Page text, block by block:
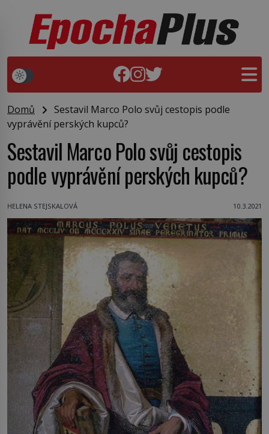
Domů
Sestavil Marco Polo svůj cestopis podle
vyprávění perských kupců?
Sestavil Marco Polo svůj cestopis
podle vyprávění perských kupců?
HELENA STEJSKALOVÁ 10.3.2021